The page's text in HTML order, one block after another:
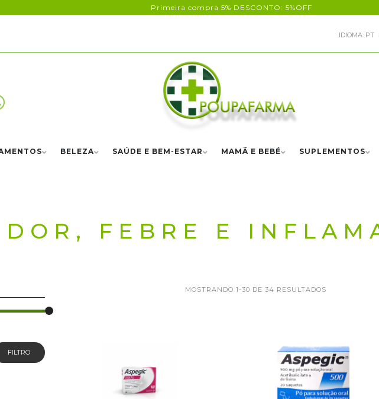
Primeira compra 5% DESCONTO: 5%OFF
IDIOMA: PT
BELEZA SAÚDE E BEM-ESTAR MAMÃ E BEBÉ SUPLEMENTOS
DOR, FEBRE E
FILTRO
MOSTRANDO 1-30 DE 34 RESULTADOS